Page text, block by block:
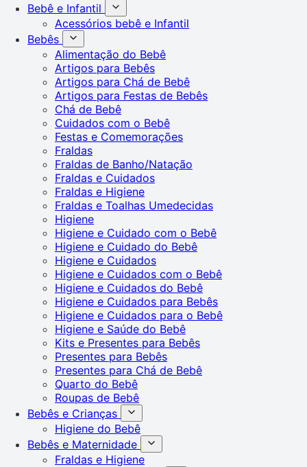
Bebê e Infantil
Acessórios bebê e Infantil
Bebês
Alimentação do Bebê
Artigos para Bebês
Artigos para Chá de Bebê
Artigos para Festas de Bebês
Chá de Bebê
Cuidados com o Bebê
Festas e Comemorações
Fraldas
Fraldas de Banho/Natação
Fraldas e Cuidados
Fraldas e Higiene
Fraldas e Toalhas Umedecidas
Higiene
Higiene e Cuidado com o Bebê
Higiene e Cuidado do Bebê
Higiene e Cuidados
Higiene e Cuidados com o Bebê
Higiene e Cuidados do Bebê
Higiene e Cuidados para Bebês
Higiene e Cuidados para o Bebê
Higiene e Saúde do Bebê
Kits e Presentes para Bebês
Presentes para Bebês
Presentes para Chá de Bebê
Quarto do Bebê
Roupas de Bebê
Bebês e Crianças
Higiene do Bebê
Bebês e Maternidade
Fraldas e Higiene